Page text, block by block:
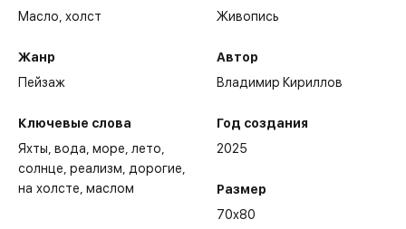
Масло,холст
Жанр
Пейзаж
Ключевые слова
Яхты вода море лето
солнце реализм дорогие
на холсте маслом
Живопись
Автор
Владимир Кириллов
Год создания
2025
Размер
70x80